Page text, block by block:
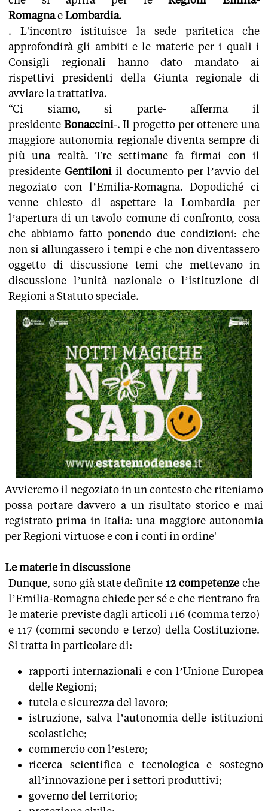
RomagnaeLombardia.
. L'incontro istituisce la sede paritetica che
approfondirà gli ambiti e le materie per i quali i
Consigli regionali hanno dato mandato ai
rispettivi presidenti della Giunta regionale di
avviare la trattativa.
“Ci siamo, si parte- afferma il
presidente Bonaccini-. Il progetto per ottenere una
maggiore autonomia regionale diventa sempre di
più una realtà. Tre settimane fa firmai con il
presidenteGentiloni il documento per l’avvio del
negoziato con l’Emilia-Romagna. Dopodiché ci
venne chiesto di aspettare la Lombardia per
l’apertura di un tavolo comune di confronto, cosa
che abbiamo fatto ponendo due condizioni: che
non si allungassero i tempi e che non diventassero
oggetto di discussione temi che mettevano in
discussione l’unità nazionale o l’istituzione di
Regioni a Statuto speciale.
Avvieremo il negoziato in un contesto che riteniamo
possa portare davvero a un risultato storico e mai
registrato prima in Italia: una maggiore autonomia
per Regioni virtuose e con i conti in ordine'
Le materie in discussione
Dunque, sono già state definite12 competenzeche
l’Emilia-Romagna chiede per sé e che rientrano fra
le materie previste dagli articoli 116 (comma terzo)
e 117 (commi secondo e terzo) della Costituzione.
Si tratta in particolare di:
rapporti internazionali e con l’Unione Europea
delle Regioni;
tutela e sicurezza del lavoro;
istruzione, salva l’autonomia delle istituzioni
scolastiche;
commercio con l’estero;
ricerca scientifica e tecnologica e sostegno
all’innovazione per i settori produttivi;
governo del territorio;